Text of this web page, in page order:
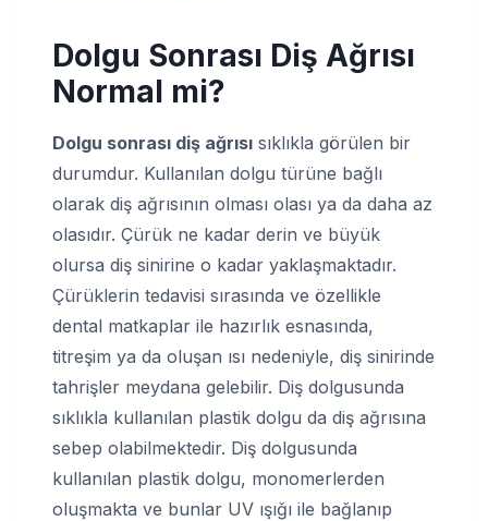
Dolgu Sonrası Diş Ağrısı
Normal mi?
Dolgu sonrası diş ağrısı sıklıkla görülen bir
durumdur. Kullanılan dolgu türüne bağlı
olarak diş ağrısının olması olası ya da daha az
olasıdır. Çürük ne kadar derin ve büyük
olursa diş sinirine o kadar yaklaşmaktadır.
Çürüklerin tedavisi sırasında ve özellikle
dental matkaplar ile hazırlık esnasında,
titreşim ya da oluşan ısı nedeniyle, diş sinirinde
tahrişler meydana gelebilir. Diş dolgusunda
sıklıkla kullanılan plastik dolgu da diş ağrısına
sebep olabilmektedir. Diş dolgusunda
kullanılan plastik dolgu, monomerlerden
oluşmakta ve bunlar UV ışığı ile bağlanıp